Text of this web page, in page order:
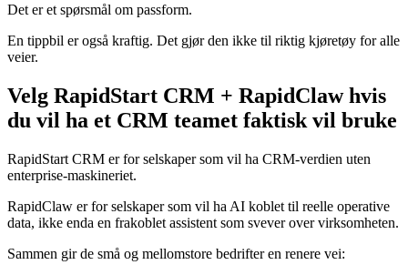
Det er et spørsmål om passform.
En tippbil er også kraftig. Det gjør den ikke til riktig kjøretøy for alle
veier.
Velg RapidStart CRM + RapidClaw hvis
du vil ha et CRM teamet faktisk vil bruke
RapidStart CRM er for selskaper som vil ha CRM-verdien uten
enterprise-maskineriet.
RapidClaw er for selskaper som vil ha AI koblet til reelle operative
data, ikke enda en frakoblet assistent som svever over virksomheten.
Sammen gir de små og mellomstore bedrifter en renere vei: